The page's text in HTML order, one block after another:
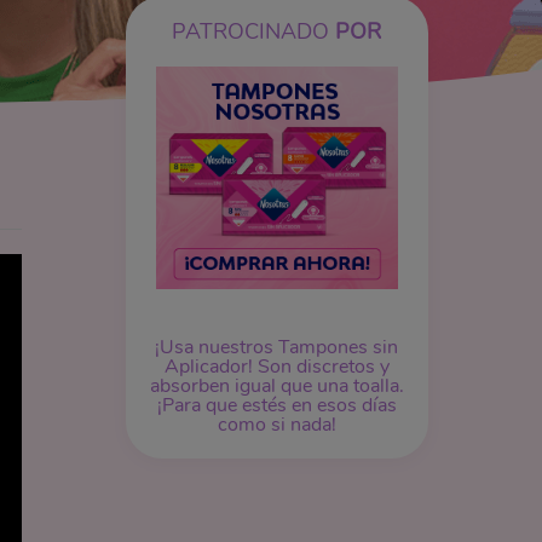
PATROCINADO POR
¡Usa nuestrosTampones sin
Aplicador! Son discretos y
absorben igual que una toalla.
¡Para que estés en esos días
como si nada!